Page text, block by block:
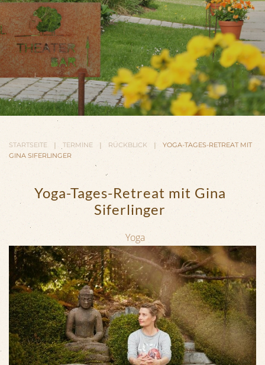
STARTSEITE TERMINE RÜCKBLICK
YOGA-TAGES-RETREAT MIT
GINA SIFERLINGER
Yoga-Tages-Retreat mit Gina
Siferlinger
Yoga